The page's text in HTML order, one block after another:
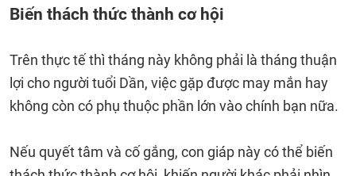
Biến thách thức thành cơ hội
Trên thực tế thì tháng này không phải là tháng thuận
lợi cho người tuổi Dần, việc gặp được may mắn hay
không còn có phụ thuộc phần lớn vào chính bạn nữa.
Nếu quyết tâm và cố gắng, con giáp này có thể biến